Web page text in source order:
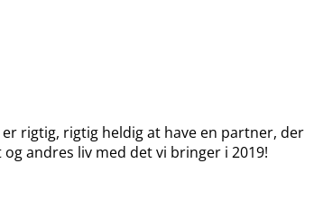
rigtig, rigtig heldig at have en partner, der
andres liv med det vi bringer i 2019!